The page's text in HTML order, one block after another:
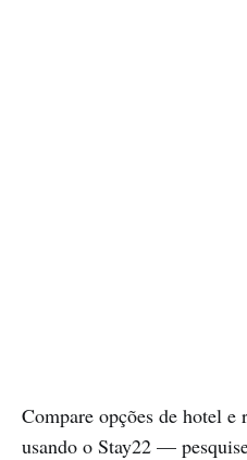
Compare opções de hotel e
usando o Stay22 —